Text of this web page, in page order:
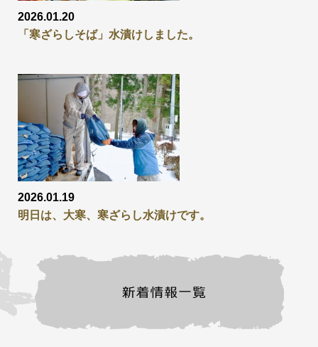
2026.01.20
「寒ざらしそば」水漬けしました。
2026.01.19
明日は、大寒、寒ざらし水漬けです。